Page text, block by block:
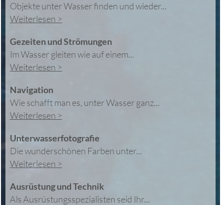
Objekte unter Wasser finden und wieder...
Weiterlesen >
Gezeiten und Strömungen
Im Wasser gleiten wie auf einem...
Weiterlesen >
Navigation
Wie schafft man es, unter Wasser ganz...
Weiterlesen >
Unterwasserfotografie
Die wunderschönen Farben unter...
Weiterlesen >
Ausrüstung und Technik
Als Ausrüstungsspezialisten seid Ihr...